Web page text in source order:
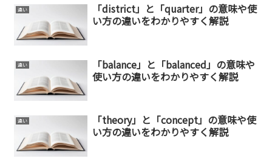
違い
「district」と「quarter」の意味や使
い方の違いをわかりやすく解説
違い
「balance」と「balanced」の意味や
使い方の違いをわかりやすく解説
違い
「theory」と「concept」の意味や使
い方の違いをわかりやすく解説